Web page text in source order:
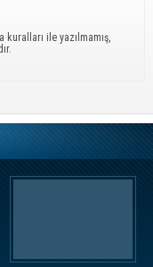
ile yazılmamış,